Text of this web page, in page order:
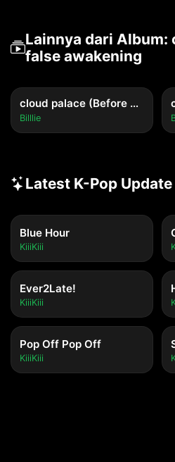
Lainnya dari Album:
false awakening
cloud palace (Before moonset mix)
Billlie
Latest K-Pop Update
Blue Hour
KiiiKiii
Ever2Late!
KiiiKiii
Pop Off Pop Off
KiiiKiii